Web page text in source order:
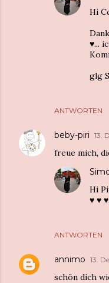
ANTWORTEN
Hi
♥...
glg
beby-piri 13.
freue mich,
ANTWORTEN
Hi
♥ ♥
annimo 13.
schön dich